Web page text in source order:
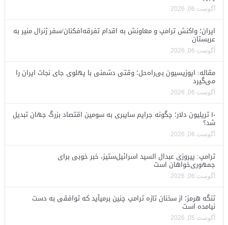
آگوست 06, 2026
ایران؛ واکنش ترامپ و معاونش به اقدام تفرقه‌افکنان/سفر ژنرال منیر به
عربستان
آگوست 06, 2026
مقاله: اپوزیسیون بی‌راه‌حل؛ وقتی دشمنی با پهلوی جای نجات ایران را
می‌گیرد
آگوست 06, 2026
۱۰ تریلیون دلار؛ چگونه جرایم سایبری به سومین اقتصاد بزرگ جهان تبدیل
شد؟
آگوست 06, 2026
ترامپ: پیروزی عبدال السید اسرائیل‌ستیز، خبر خوبی برای
جمهوری‌خواهان است
آگوست 06, 2026
تنگه هرمز؛ از سخنان تازه ترامپ چنین برمیآید که توافقی به دست
نیامده است
آگوست 05, 2026